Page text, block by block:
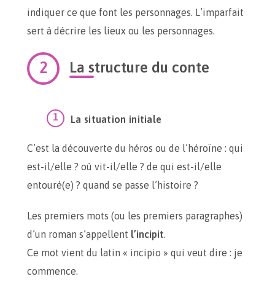
indiquer ce que font les personnages. L’imparfait
sert à décrire les lieux ou les personnages.
La structure du conte
La situation initiale
C’est la découverte du héros ou de l’héroïne : qui
est-il/elle ? où vit-il/elle ? de qui est-il/elle
entouré(e) ? quand se passe l’histoire ?
Les premiers mots (ou les premiers paragraphes)
d’un roman s’appellent l’incipit.
Ce mot vient du latin « incipio » qui veut dire : je
commence.